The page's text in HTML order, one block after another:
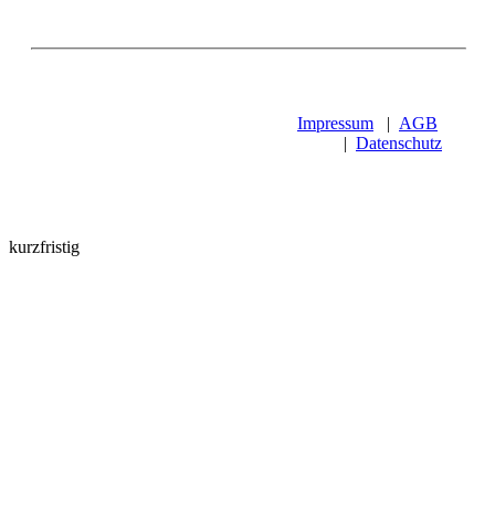
Impressum | AGB
| Datenschutz
kurzfristig